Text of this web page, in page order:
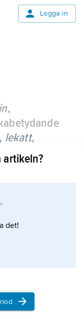
Logga in
,
, lekatt,
än
artikeln?
det!